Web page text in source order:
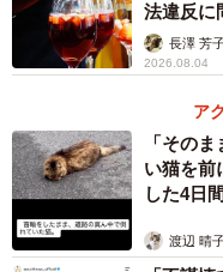
法違反に
説】長澤 芳
2026.08.04
ア
「その
い猫を
した4日
渡辺 晴